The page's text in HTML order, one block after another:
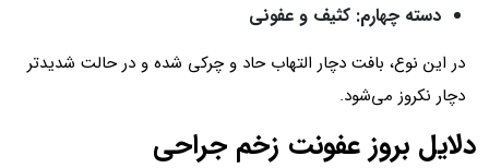
دسته چهارم: کثیف و عفونی
در این نوع، بافت دچار التهاب حاد و چرکی شده و در حالت شدیدتر
دچار نکروز می‌شود.
دلایل بروز عفونت زخم جراحی